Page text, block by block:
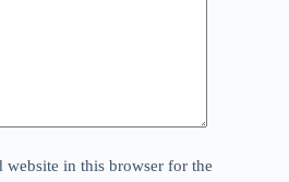
website in this browser for the